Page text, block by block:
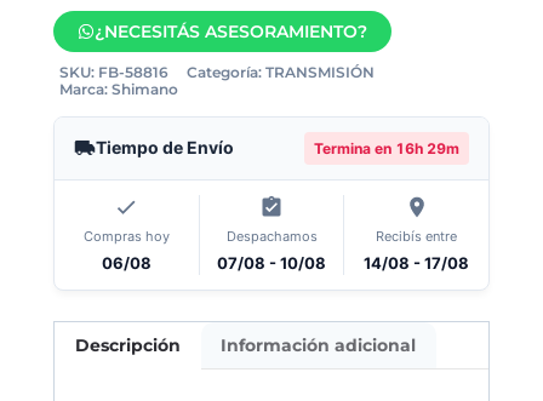
¿NECESITÁS ASESORAMIENTO?
SKU: FB-58816 Categoría: TRANSMISIÓN
Marca: Shimano
Tiempo de Envío Termina en 16h 29m
Compras hoy
06/08
Despachamos
07/08 - 10/08
Recibís entre
14/08 - 17/08
Descripción Información adicional